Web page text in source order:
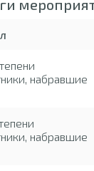
набравшие
набравшие